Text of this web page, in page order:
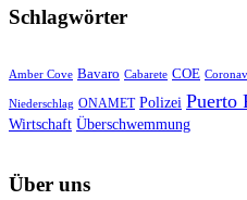
Schlagwörter
Amber Cove Bavaro Cabarete COE
Niederschlag ONAMET Polizei Puerto
Wirtschaft Überschwemmung
Über uns